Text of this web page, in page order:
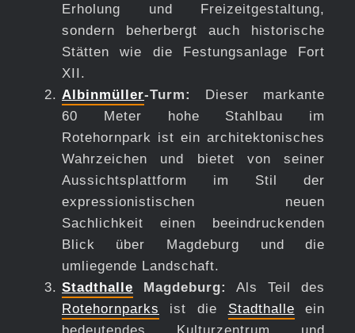
Erholung und Freizeitgestaltung,
sondern beherbergt auch historische
Stätten wie die Festungsanlage Fort
XII.
Albinmüller-Turm:
Dieser markante
60 Meter hohe Stahlbau im
Rotehornpark ist ein architektonisches
Wahrzeichen und bietet von seiner
Aussichtsplattform im Stil der
expressionistischen neuen
Sachlichkeit einen beeindruckenden
Blick über Magdeburg und die
umliegende Landschaft.
Stadthalle Magdeburg:
Als Teil des
Rotehornparks
ist die Stadthalle ein